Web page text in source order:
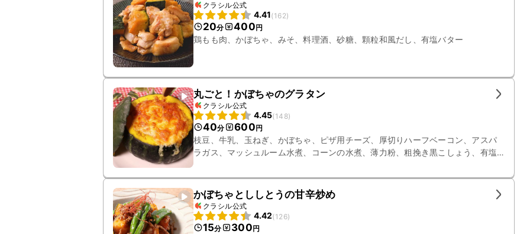
クラシル公式
4.41(162)
20分 400円
鶏もも肉、かぼちゃ、みそ、料理酒、砂糖、顆粒和風だし、有塩バター
丸ごと！かぼちゃのグラタン
クラシル公式
4.45(148)
40分 600円
枝豆、牛乳、玉ねぎ、かぼちゃ、ピザ用チーズ、厚切りハーフベーコン、アスパ
ラガス、マッシュルーム水煮、コーンの水煮、薄力粉、粗挽き黒こしょう、有塩
かぼちゃとししとうの甘辛炒め
クラシル公式
4.42(126)
15分 300円